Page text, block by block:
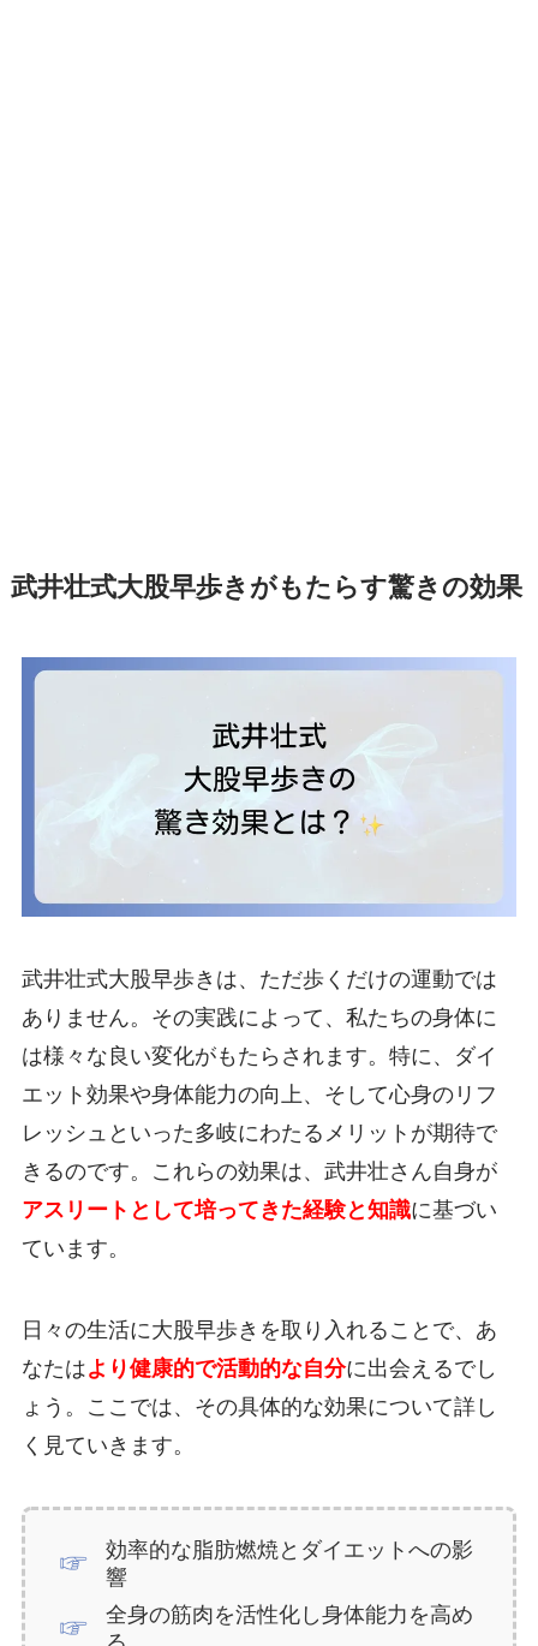
武井壮式大股早歩きがもたらす驚きの効果
武井壮式大股早歩きは、ただ歩くだけの運動では
ありません。その実践によって、私たちの身体に
は様々な良い変化がもたらされます。特に、ダイ
エット効果や身体能力の向上、そして心身のリフ
レッシュといった多岐にわたるメリットが期待で
きるのです。これらの効果は、武井壮さん自身が
アスリートとして培ってきた経験と知識に基づい
ています。
日々の生活に大股早歩きを取り入れることで、あ
なたはより健康的で活動的な自分に出会えるでし
ょう。ここでは、その具体的な効果について詳し
く見ていきます。
効率的な脂肪燃焼とダイエットへの影
響
全身の筋肉を活性化し身体能力を高め